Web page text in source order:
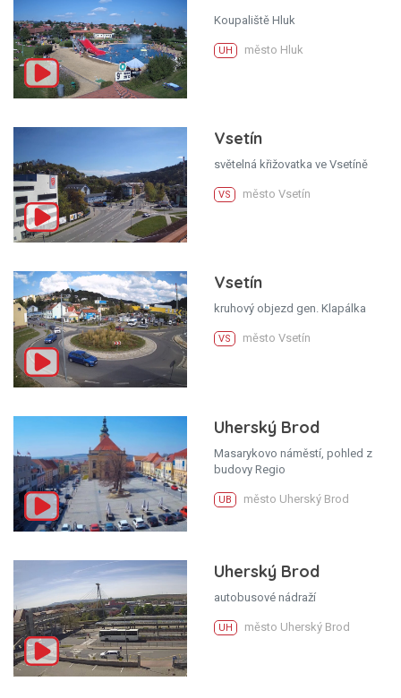
Koupaliště Hluk
UH město Hluk
Vsetín
světelná křižovatka ve Vsetíně
VS město Vsetín
Vsetín
kruhový objezd gen. Klapálka
VS město Vsetín
Uherský Brod
Masarykovo náměstí, pohled z
budovy Regio
UB město Uherský Brod
Uherský Brod
autobusové nádraží
UH město Uherský Brod